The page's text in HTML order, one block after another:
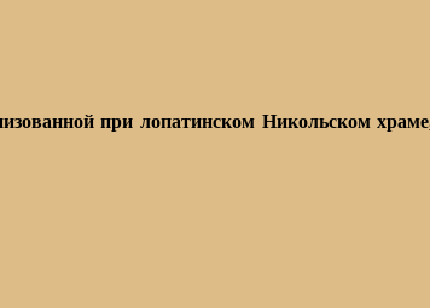
при лопатинском Никольском